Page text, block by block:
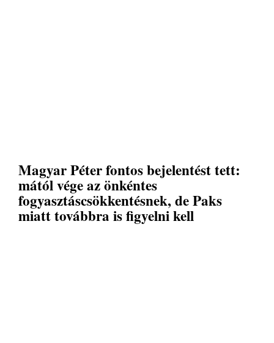
Magyar Péter fontos bejelentést tett:
mától vége az önkéntes
fogyasztáscsökkentésnek, de Paks
miatt továbbra is figyelni kell